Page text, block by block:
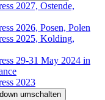
2027, Ostende,
2026, Posen, Polen
2025, Kolding,
29-31 May 2024 in
2023
umschalten